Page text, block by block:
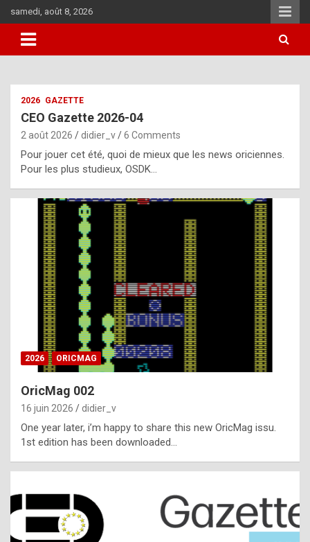
to
content
samedi, août 8, 2026
i
u
l
y
d
i
ff
i
l
t
t
s
2026 GAZETTE
CEO Gazette 2026-04
2 août 2026 didier_v 6 Comments
Pour jouer cet été, quoi de mieux que les news oriciennes.
Pour les plus studieux, OSDK…
2026 ORICMAG
OricMag 002
16 juin 2026 didier_v
One year later, i’m happy to share this new OricMag issu.
1st edition has been downloaded…